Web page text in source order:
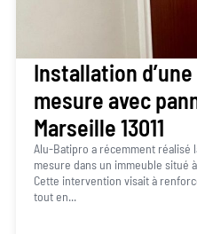
Installation
mesure avec
Marseille 13011
Alu-Batipro a récemment réalisé
mesure dans un immeuble situé
Cette intervention visait à
tout en...